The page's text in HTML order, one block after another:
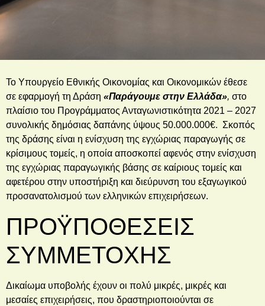
Το Υπουργείο Εθνικής Οικονομίας και Οικονομικών έθεσε
σε εφαρμογή τη Δράση «Παράγουμε στην Ελλάδα», στο
πλαίσιο του Προγράμματος Ανταγωνιστικότητα 2021 – 2027
συνολικής δημόσιας δαπάνης ύψους 50.000.000€. Σκοπός
της δράσης είναι η ενίσχυση της εγχώριας παραγωγής σε
κρίσιμους τομείς, η οποία αποσκοπεί αφενός στην ενίσχυση
της εγχώριας παραγωγικής βάσης σε καίριους τομείς και
αφετέρου στην υποστήριξη και διεύρυνση του εξαγωγικού
προσανατολισμού των ελληνικών επιχειρήσεων.
ΠΡΟΫΠΟΘΕΣΕΙΣ
ΣΥΜΜΕΤΟΧΗΣ
Δικαίωμα υποβολής έχουν οι πολύ μικρές, μικρές και
μεσαίες επιχειρήσεις, που δραστηριοποιούνται σε